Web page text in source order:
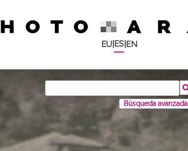
EU| ES| EN
Búsqueda avanzada